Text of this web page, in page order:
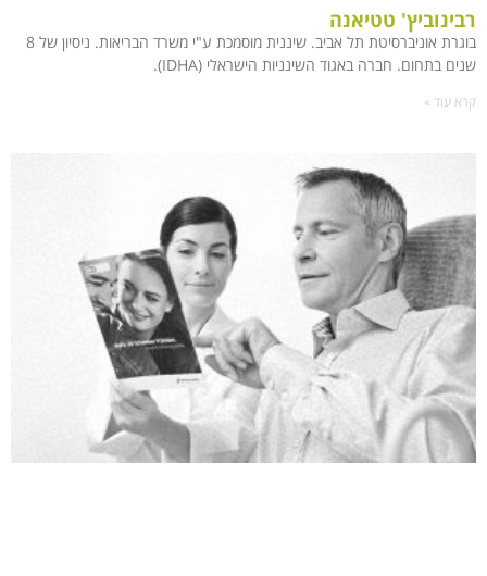
רבינוביץ' טטיאנה
בוגרת אוניברסיטת תל אביב. שיננית מוסמכת ע"י משרד הבריאות. ניסיון של 8
שנים בתחום. חברה באגוד השינניות הישראלי (IDHA).
קרא עוד »